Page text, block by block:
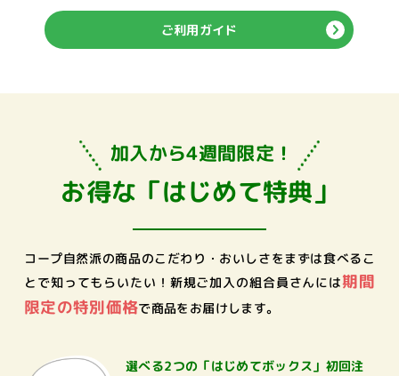
ご利用ガイド
加入から4週間限定！
お得な「はじめて特典」
コープ自然派の商品のこだわり・おいしさをまずは食べるこ
とで知ってもらいたい！ 新規ご加入の組合員さんには期間
限定の特別価格で商品をお届けします。
選べる2つの「はじめてボックス」 初回注